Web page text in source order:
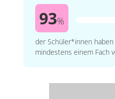
93%
der Schüler*innen
mindestens einem Fach